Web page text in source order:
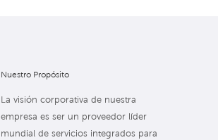
Nuestro Propósito
La visión corporativa de nuestra
empresa es ser un proveedor líder
mundial de servicios integrados para